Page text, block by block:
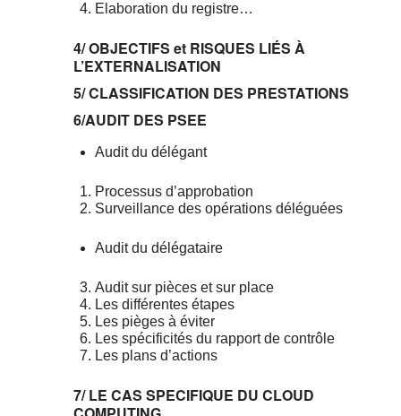
Elaboration du registre…
4/ OBJECTIFS et RISQUES LIÉS À
L’EXTERNALISATION
5/CLASSIFICATION DES PRESTATIONS
6/AUDIT DES PSEE
Audit du délégant
Processus d’approbation
Surveillance des opérations déléguées
Audit du délégataire
Audit sur pièces et sur place
Les différentes étapes
Les pièges à éviter
Les spécificités du rapport de contrôle
Les plans d’actions
7/ LE CAS SPECIFIQUE DU CLOUD